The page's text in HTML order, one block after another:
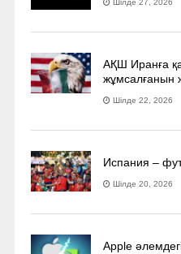
Шілде 27, 2026
АҚШ Иранға
жұмсалғанын
Шілде 22, 2026
Испания –
Шілде 20, 2026
Apple